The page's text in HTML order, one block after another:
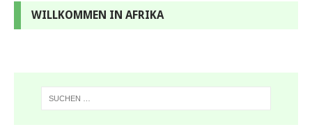
WILLKOMMEN IN AFRIKA